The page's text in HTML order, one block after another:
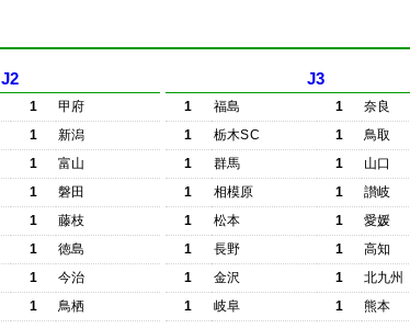
J2
1
甲府
1
新潟
1
富山
1
磐田
1
藤枝
1
徳島
1
今治
1
鳥栖
J3
1 福島 1
奈良
1
栃木SC 1
鳥取
1
群馬 1
山口
1
相模原 1
讃岐
1
松本 1
愛媛
1
長野 1
高知
1
金沢 1
北九州
1
岐阜 1
熊本